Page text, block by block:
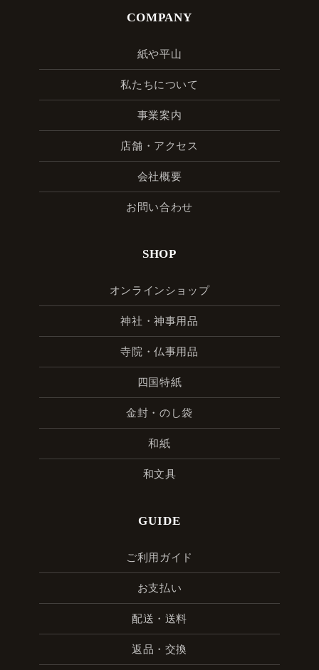
COMPANY
紙や平山
私たちについて
事業案内
店舗・アクセス
会社概要
お問い合わせ
SHOP
オンラインショップ
神社・神事用品
寺院・仏事用品
四国特紙
金封・のし袋
和紙
和文具
GUIDE
ご利用ガイド
お支払い
配送・送料
返品・交換